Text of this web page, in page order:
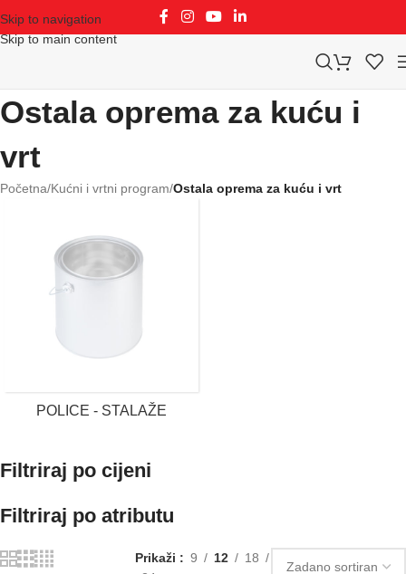
Skip to navigation
Skip to main content
Ostala oprema za kuću i
vrt
Početna/Kućni i vrtni program/Ostala oprema za kuću i vrt
POLICE - STALAŽE
Filtriraj po cijeni
Filtriraj po atributu
Prikaži 9 12
18